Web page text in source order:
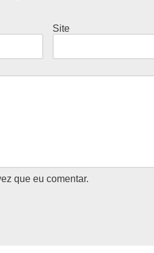
Site
que eu comentar.